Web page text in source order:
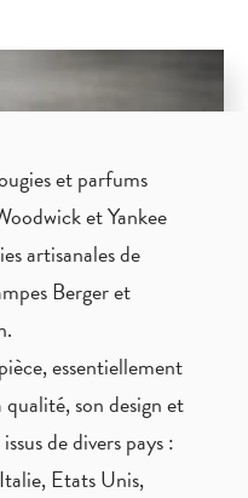
et parfums
et Yankee
artisanales de
Berger et
essentiellement
son design et
de divers pays :
Etats Unis,